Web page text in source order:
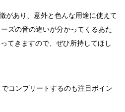
があり、意外と色んな用途に使えて
ズの音の違いが分かってくるあた
てきますので、ぜひ所持してほし
コンプリートするのも注目ポイン